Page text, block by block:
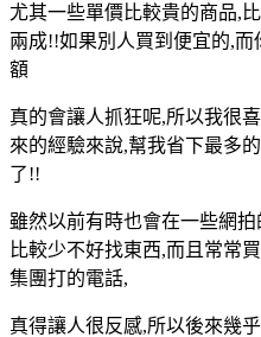
尤其一些單價比較貴的商品,
兩成!!如果別人買到便宜的,
額
真的會讓人抓狂呢,所以我很
來的經驗來說,幫我省下最多
了!!
雖然以前有時也會在一些網
比較少不好找東西,而且常常
集團打的電話,
真得讓人很反感,所以後來幾